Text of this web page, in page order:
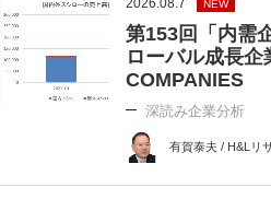
2026.08.7 NEW
第153回「内需
ローバル成長
COMPANIES
深読み企業分析
有賀泰夫 / H&Lリ